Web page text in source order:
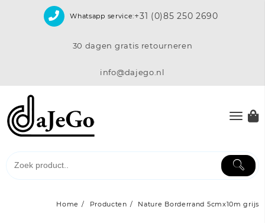
Whatsapp service:+31 (0)85 250 2690
30 dagen gratis retourneren
info@dajego.nl
Home Producten Nature Borderrand 5cmx10m grijs